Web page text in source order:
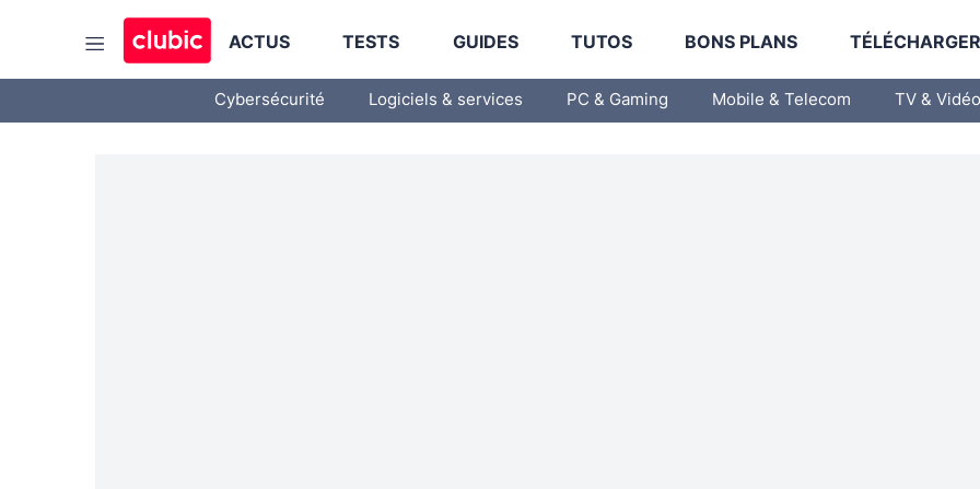
ACTUS TESTS GUIDES TUTOS BONS PLANS
Cybersécurité Logiciels & services PC & Gaming Mobile & Telecom TV & Vidéo